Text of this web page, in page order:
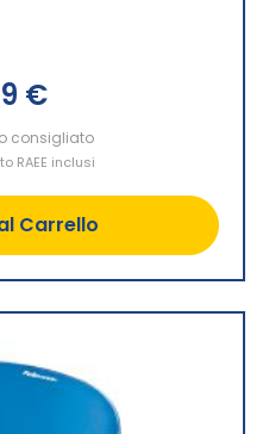
€
consigliato
RAEE inclusi
Carrello